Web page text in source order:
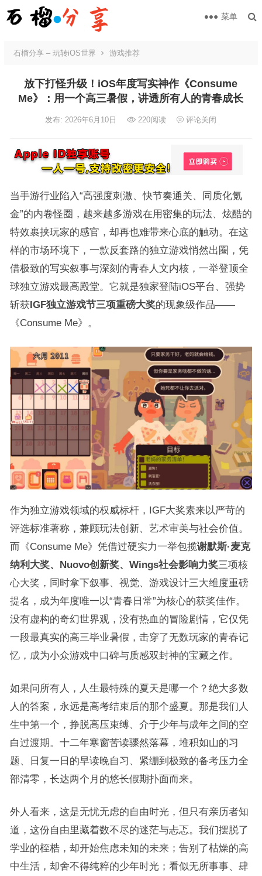
菜单
石榴分享 – 玩转iOS世界 游戏推荐
放下打怪升级！iOS年度写实神作《Consume
Me》：用一个高三暑假，讲透所有人的青春成长
发布: 2026年6月10日 220阅读 评论关闭
当手游行业陷入“高强度刺激、快节奏通关、同质化氪
金”的内卷怪圈，越来越多游戏在用密集的玩法、炫酷的
特效裹挟玩家的感官，却再也难带来心底的触动。在这
样的市场环境下，一款反套路的独立游戏悄然出圈，凭
借极致的写实叙事与深刻的青春人文内核，一举登顶全
球独立游戏最高殿堂。它就是独家登陆iOS平台、强势
斩获IGF独立游戏节三项重磅大奖的现象级作品——
《Consume Me》。
作为独立游戏领域的权威标杆，IGF大奖素来以严苛的
评选标准著称，兼顾玩法创新、艺术审美与社会价值。
而《Consume Me》凭借过硬实力一举包揽谢默斯·麦克
纳利大奖、Nuovo创新奖、Wings社会影响力奖三项核
心大奖，同时拿下叙事、视觉、游戏设计三大维度重磅
提名，成为年度唯一以“青春日常”为核心的获奖佳作。
没有虚构的奇幻世界观，没有热血的冒险剧情，它仅凭
一段最真实的高三毕业暑假，击穿了无数玩家的青春记
忆，成为小众游戏中口碑与质感双封神的宝藏之作。
如果问所有人，人生最特殊的夏天是哪一个？绝大多数
人的答案，永远是高考结束后的那个盛夏。那是我们人
生中第一个，挣脱高压束缚、介于少年与成年之间的空
白过渡期。十二年寒窗苦读骤然落幕，堆积如山的习
题、日复一日的早读晚自习、紧绷到极致的备考压力全
部清零，长达两个月的悠长假期扑面而来。
外人看来，这是无忧无虑的自由时光，但只有亲历者知
道，这份自由里藏着数不尽的迷茫与忐忑。我们摆脱了
学业的桎梏，却开始焦虑未知的未来；告别了枯燥的高
中生活，却舍不得纯粹的少年时光；看似无所事事、肆